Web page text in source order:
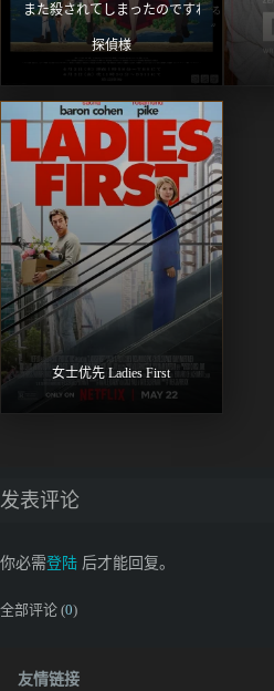
また殺されてしまったのですね、
探偵様
女士优先 Ladies First
发表评论
你必需登陆 后才能回复。
全部评论 (0)
友情链接